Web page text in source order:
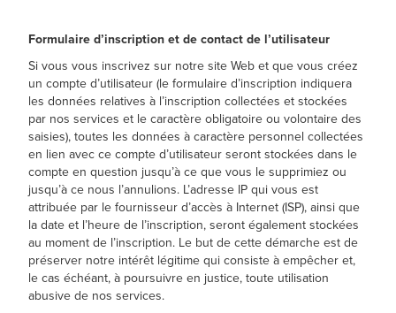
Formulaire d’inscription et de contact de l’utilisateur
Si vous vous inscrivez sur notre site Web et que vous créez
un compte d’utilisateur (le formulaire d’inscription indiquera
les données relatives à l’inscription collectées et stockées
par nos services et le caractère obligatoire ou volontaire des
saisies), toutes les données à caractère personnel collectées
en lien avec ce compte d’utilisateur seront stockées dans le
compte en question jusqu’à ce que vous le supprimiez ou
jusqu’à ce nous l’annulions. L’adresse IP qui vous est
attribuée par le fournisseur d’accès à Internet (ISP), ainsi que
la date et l’heure de l’inscription, seront également stockées
au moment de l’inscription. Le but de cette démarche est de
préserver notre intérêt légitime qui consiste à empêcher et,
le cas échéant, à poursuivre en justice, toute utilisation
abusive de nos services.